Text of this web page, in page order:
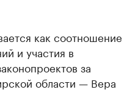
как соотношение
и участия в
за
области — Вера